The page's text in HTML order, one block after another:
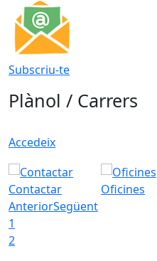
Subscriu-te
Plànol / Carrers
Accedeix
Contactar Oficines
AnteriorSegüent
1
2